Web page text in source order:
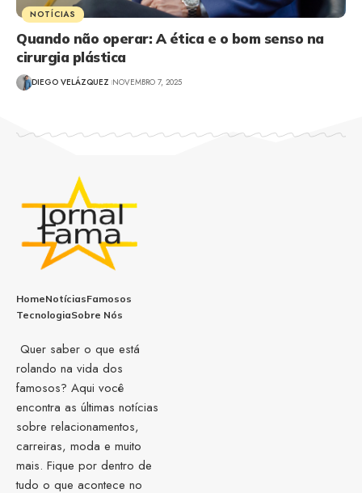
NOTÍCIAS
Quando não operar: A ética e o bom senso na
cirurgia plástica
DIEGO VELÁZQUEZ NOVEMBRO 7, 2025
HomeNotíciasFamosos
TecnologiaSobre Nós
Quer saber o que está
rolando na vida dos
famosos? Aqui você
encontra as últimas notícias
sobre relacionamentos,
carreiras, moda e muito
mais. Fique por dentro de
tudo o que acontece no